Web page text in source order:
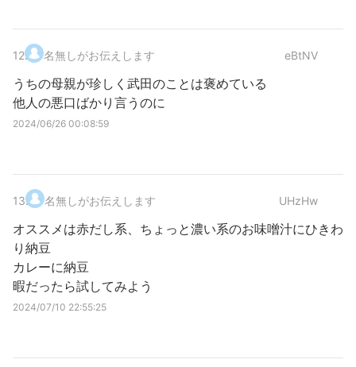
12. 名無しがお伝えします eBtNV
うちの母親が珍しく武田のことは褒めている
他人の悪口ばかり言うのに
2024/06/26 00:08:59
13. 名無しがお伝えします UHzHw
オススメは赤だし系、ちょっと濃い系のお味噌汁にひきわ
り納豆
カレーに納豆
暇だったら試してみよう
2024/07/10 22:55:25